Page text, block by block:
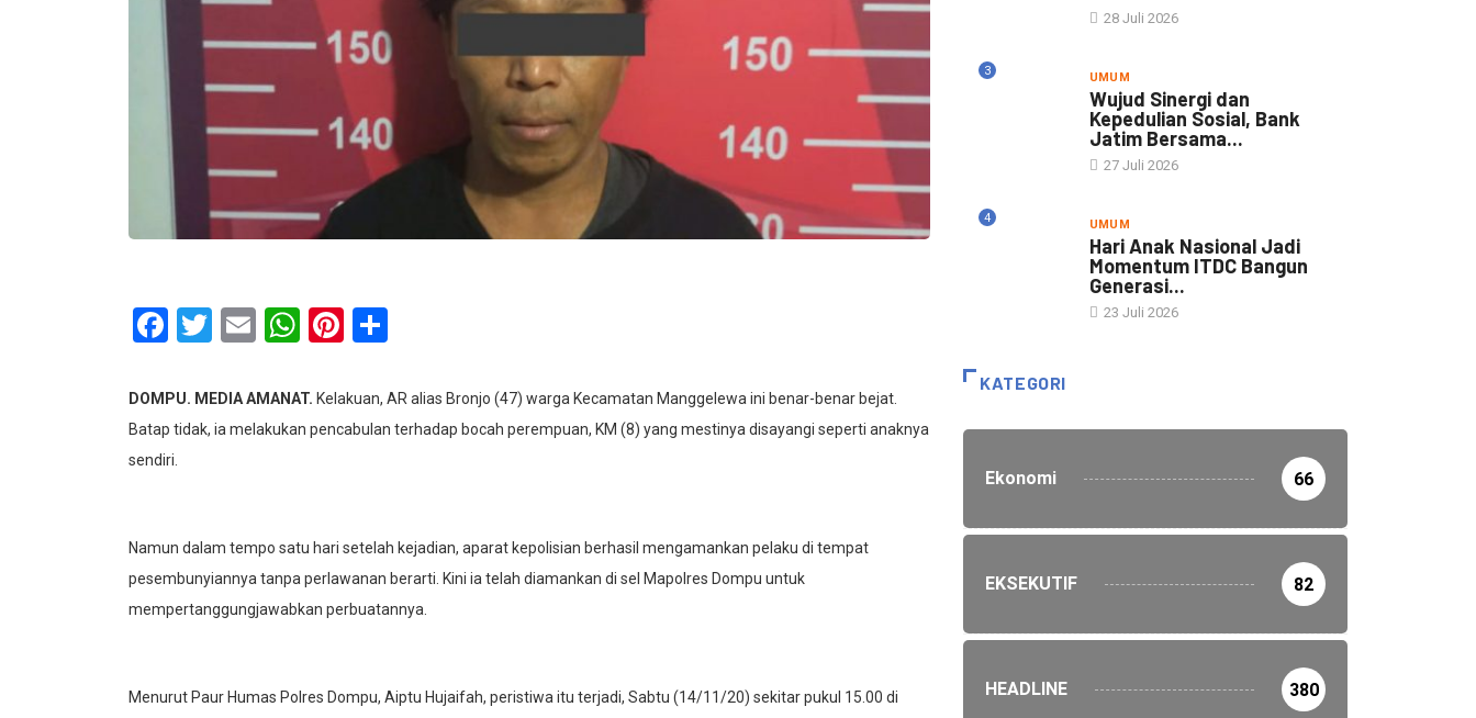
Facebook
Twitter
EmailWhatsApp
Pinterest
DOMPU. MEDIA AMANAT. Kelakuan, AR alias Bronjo (47) warga Kecamatan Manggelewa ini benar-benar bejat.
Batap tidak, ia melakukan pencabulan terhadap bocah perempuan, KM (8) yang mestinya disayangi seperti anaknya
sendiri.
Namun dalam tempo satu hari setelah kejadian, aparat kepolisian berhasil mengamankan pelaku di tempat
pesembunyiannya tanpa perlawanan berarti. Kini ia telah diamankan di sel Mapolres Dompu untuk
mempertanggungjawabkan perbuatannya.
Menurut Paur Humas Polres Dompu, Aiptu Hujaifah, peristiwa itu terjadi, Sabtu (14/11/20) sekitar pukul 15.00 di
28 Juli 2026
3 UMUM
Wujud Sinergi dan
Kepedulian Sosial, Bank
Jatim Bersama...
27 Juli 2026
4 UMUM
Hari Anak Nasional Jadi
Momentum ITDC Bangun
Generasi...
23 Juli 2026
KATEGORI
Ekonomi 66
EKSEKUTIF 82
HEADLINE 380